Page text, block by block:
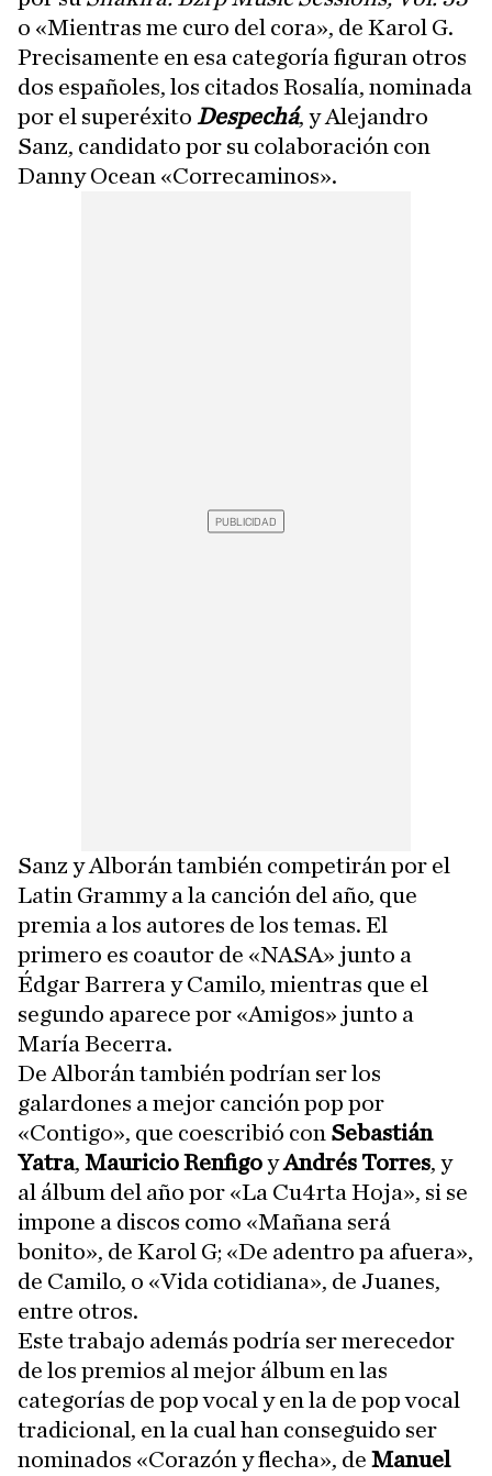
o «Mientras me curo del cora», de Karol G.
Precisamente en esa categoría figuran otros
dos españoles, los citados Rosalía, nominada
por el superéxito Despechá, y Alejandro
Sanz, candidato por su colaboración con
Danny Ocean «Correcaminos».
Sanz y Alborán también competirán por el
Latin Grammy a la canción del año, que
premia a los autores de los temas. El
primero es coautor de «NASA» junto a
Édgar Barrera y Camilo, mientras que el
segundo aparece por «Amigos» junto a
María Becerra.
De Alborán también podrían ser los
galardones a mejor canción pop por
«Contigo», que coescribió con Sebastián
Yatra, Mauricio RenfigoyAndrés Torres, y
al álbum del año por «La Cu4rta Hoja», si se
impone a discos como «Mañana será
bonito», de Karol G; «De adentro pa afuera»,
de Camilo, o «Vida cotidiana», de Juanes,
entre otros.
Este trabajo además podría ser merecedor
de los premios al mejor álbum en las
categorías de pop vocal y en la de pop vocal
tradicional, en la cual han conseguido ser
nominados «Corazón y flecha», de Manuel